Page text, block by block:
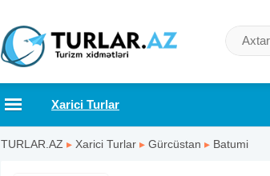
Xarici Turlar
TURLAR.AZ ▸ Xarici Turlar ▸ Gürcüstan ▸ Batumi